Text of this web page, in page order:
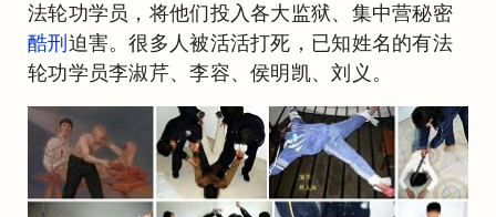
法轮功学员，将他们投入各大监狱、集中营秘密
酷刑 迫害。很多人被活活打死，已知姓名的有法
轮功学员李淑芹、李容、侯明凯、刘义。